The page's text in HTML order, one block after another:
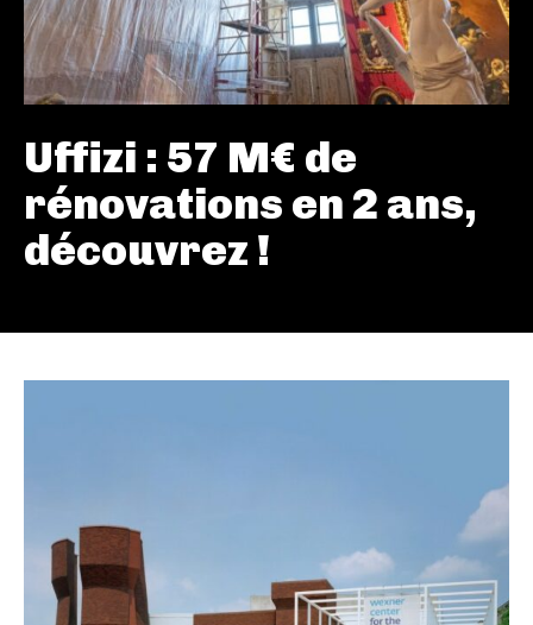
Uffizi : 57 M€ de
rénovations en 2 ans,
découvrez !